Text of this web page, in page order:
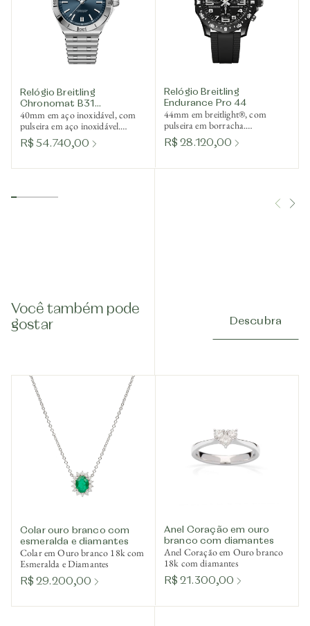
Relógio Breitling
Chronomat B31
Automatic 40
40mm em aço inoxidável, com
pulseira em aço inoxidável.
Mecânico de corda automática.
Ref. AB3114101C1A1
R$ 54.740,00
Relógio Breitling
Endurance Pro 44
44mm em breitlight®, com
pulseira em borracha.
SuperQuartz™
termocompensado. Ref.
R$ 28.120,00
Você também pode
gostar
Descubra
Colar ouro branco com
esmeralda e diamantes
Colar em Ouro branco 18k com
Esmeralda e Diamantes
R$ 29.200,00
Anel Coração em ouro
branco com diamantes
Anel Coração em Ouro branco
18k com diamantes
R$ 21.300,00